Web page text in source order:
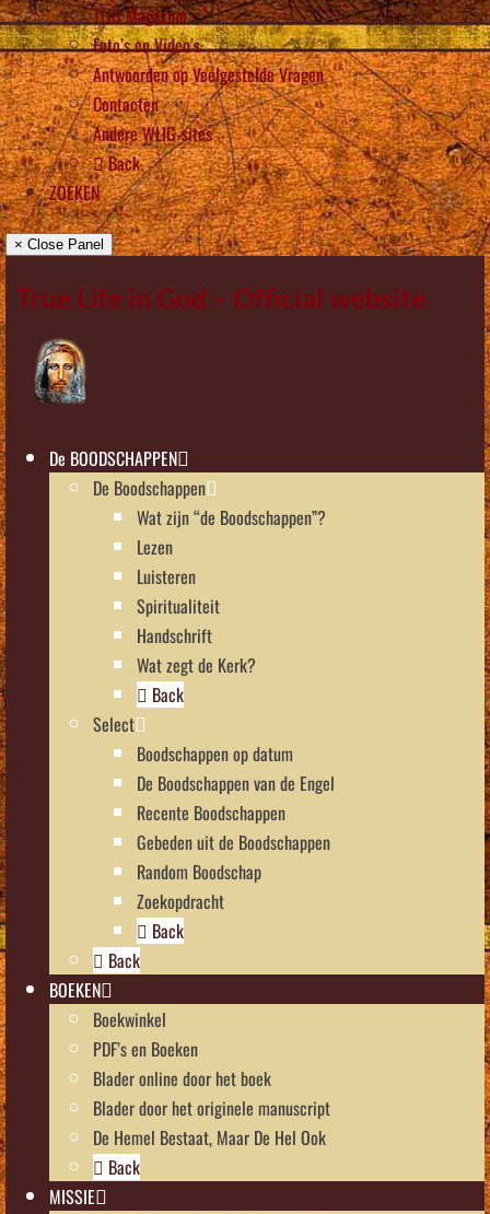
TLIG Magazine
Foto’s en Video’s
Antwoorden op Veelgestelde Vragen
Contacten
Andere WLIG-sites
Back
ZOEKEN
× Close Panel
True Life in God – Official website
De BOODSCHAPPEN
De Boodschappen
Wat zijn “de Boodschappen”?
Lezen
Luisteren
Spiritualiteit
Handschrift
Wat zegt de Kerk?
Back
Select
Boodschappen op datum
De Boodschappen van de Engel
Recente Boodschappen
Gebeden uit de Boodschappen
Random Boodschap
Zoekopdracht
Back
Back
BOEKEN
Boekwinkel
PDF’s en Boeken
Blader online door het boek
Blader door het originele manuscript
De Hemel Bestaat, Maar De Hel Ook
Back
MISSIE